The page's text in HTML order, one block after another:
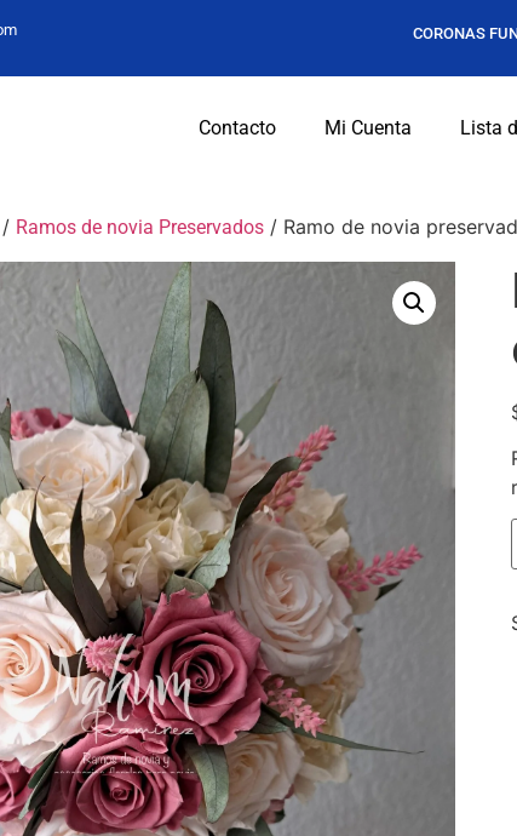
CORONAS
Contacto Mi Cuenta Lista
/ Ramos de novia Preservados / Ramo de novia